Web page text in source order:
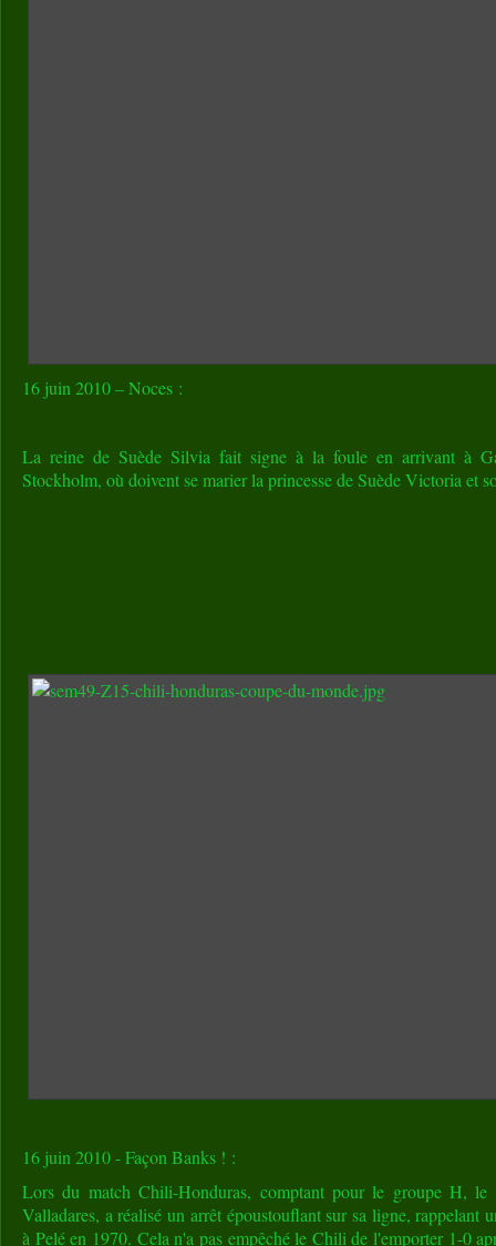
16 juin 2010 – Noces :
La reine de Suède Silvia fait signe à la foule en arrivant à
Stockholm, où doivent se marier la princesse de Suède Victoria et
16 juin 2010 - Façon Banks ! :
Lors du match Chili-Honduras, comptant pour le groupe H, le
Valladares, a réalisé un arrêt époustouflant sur sa ligne, rappelant
à Pelé en 1970. Cela n'a pas empêché le Chili de l'emporter 1-0